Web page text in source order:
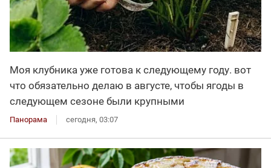
Моя клубника уже готова к следующему году. вот
что обязательно делаю в августе, чтобы ягоды в
следующем сезоне были крупными
Панорама сегодня, 03:07